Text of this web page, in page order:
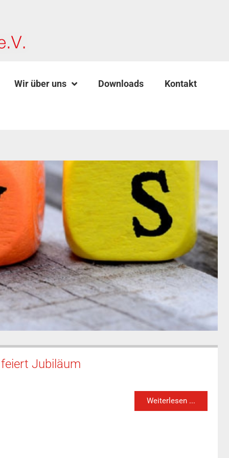
Wir über uns Downloads Kontakt
Jubiläum
Weiterlesen ...